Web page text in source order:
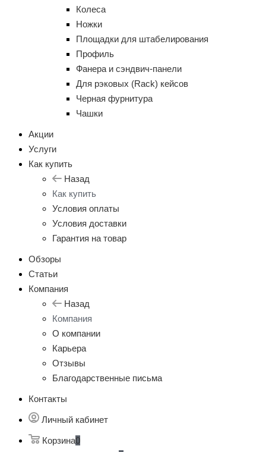
Колеса
Ножки
Площадки для штабелирования
Профиль
Фанера и сэндвич-панели
Для рэковых (Rack) кейсов
Черная фурнитура
Чашки
Акции
Услуги
Как купить
Назад
Как купить
Условия оплаты
Условия доставки
Гарантия на товар
Обзоры
Статьи
Компания
Назад
Компания
О компании
Карьера
Отзывы
Благодарственные письма
Контакты
Личный кабинет
Корзина0